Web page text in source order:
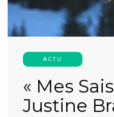
ACTU
« Mes
Justine